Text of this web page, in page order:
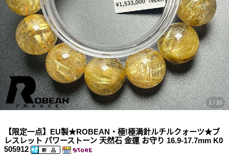
1 / 10
【限定一点】EU製★ROBEAN・極!極満針ルチルクォーツ★ブ
レスレット パワーストーン 天然石 金運 お守り 16.9-17.7mm K0
505912